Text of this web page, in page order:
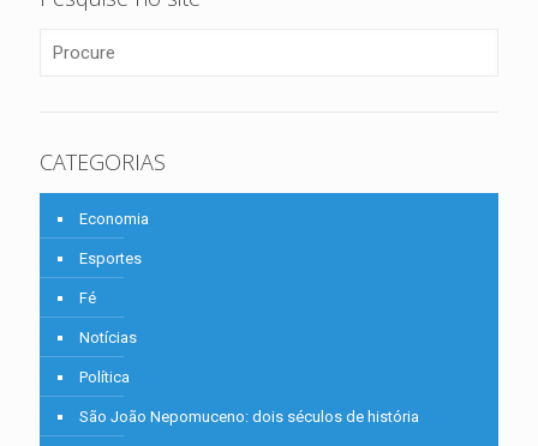
CATEGORIAS
Economia
Esportes
Fé
Notícias
Política
São João Nepomuceno: dois séculos de história